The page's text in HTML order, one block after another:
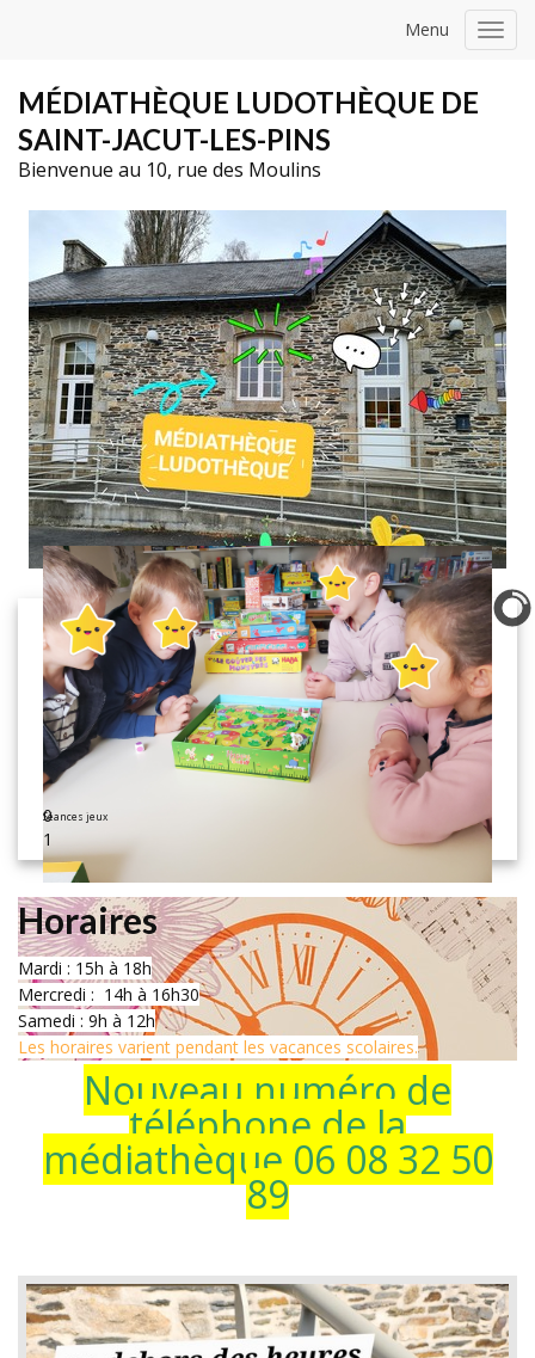
Menu
MÉDIATHÈQUE LUDOTHÈQUE DE
SAINT-JACUT-LES-PINS
Bienvenue au 10, rue des Moulins
Séances jeux
0
1
Horaires
Mardi : 15h à 18h
Mercredi : 14h à 16h30
Samedi : 9h à 12h
Les horaires varient pendant les vacances scolaires.
Nouveau numéro de
téléphone de la
médiathèque 06 08 32 50
89